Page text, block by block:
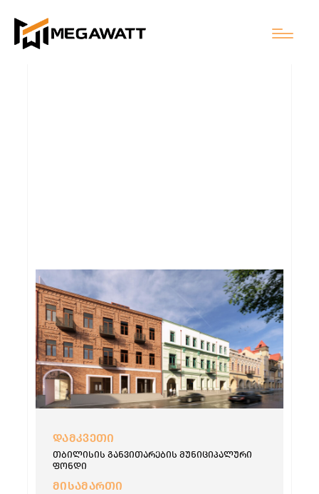
ᲓᲐᲛᲙᲕᲔᲗᲘ
თბილისის განვითარების მუნიციპალური
ფონდი
ᲛᲘᲡᲐᲛᲐᲠᲗᲘ